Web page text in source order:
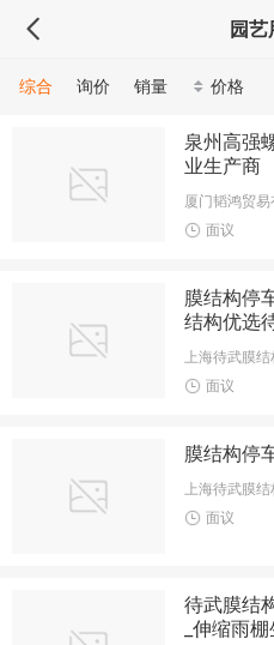
园
综合 询价 销量 价格
泉州高强
业生产商
厦门韬鸿贸易
面议
膜结构停
结构优选
上海待武膜
面议
膜结构停
上海待武膜
面议
待武膜结
_伸缩雨